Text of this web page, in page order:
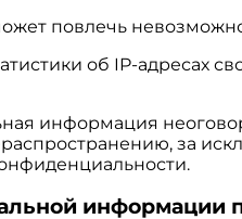
повлечь
об IP-
информация
за
информации